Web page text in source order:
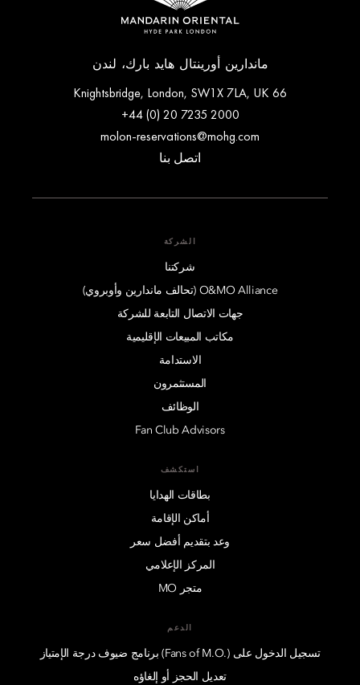
ماندارين أورينتال هايد بارك، لندن
66 Knightsbridge, London, SW1X 7LA, UK
+44 (0) 20 7235 2000
molon-reservations@mohg.com
اتصل بنا
الشركة
شركتنا
O&MO Alliance (تحالف ماندارين وأوبروي)
جهات الاتصال التابعة للشركة
مكاتب المبيعات الإقليمية
الاستدامة
المستثمرون
الوظائف
Fan Club Advisors
استكشف
بطاقات الهدايا
أماكن الإقامة
وعد بتقديم أفضل سعر
المركز الإعلامي
متجر MO
الدعم
تسجيل الدخول على (.Fans of M.O) برنامج ضيوف درجة الإمتياز
تعديل الحجز أو إلغاؤه